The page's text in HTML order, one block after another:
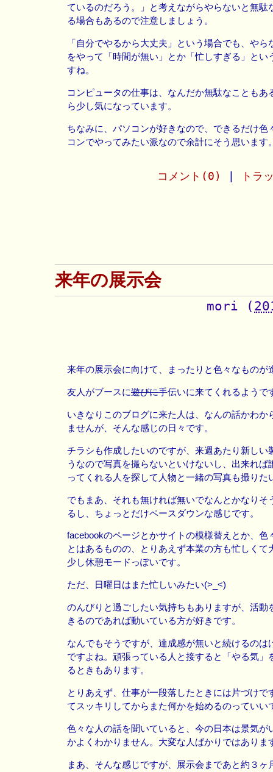
ているのだろう。」と考えながらやらないと無駄
る場合もあるので注意しましょう。
「自分でやるから大丈夫」という場合でも、やら
をやって「時間が無い」とか「忙しすぎる」とい
すね。
コンピュータの仕事は、なんだか無駄なこともあ
ら少し気になっています。
ちなみに、パソコンが好きなので、できるだけ色
コンでやってみたい派なので余計にそう思います
コメント(0) トラ
来年の展示会
mori (
来年の展示会に向けて、まったりと色々なものが
友人がブースに遊びに手伝いに来てくれるようで
いきなりこのブログに来た人は、なんの話かわか
ませんが、そんな感じの日々です。
チラシも作成したいのですが、来週あたり新しい
うなので写真を撮らないといけないし、出来れば
ってくれる人を探して人物と一緒の写真も撮りた
でもまあ、それも無ければ無いでなんとかなりそ
るし、ちょっとだけペースダウンな感じです。
facebookのページとかサイトの模様替えとか、色
とはあるものの、とりあえず本業の方も忙しくて
少し休憩モードっぽいです。
ただ、日曜日はまた忙しいみたい(>_<)
のんびりと過ごしたい気持ちもありますが、活動
きるのであれば動いている方が好きです。
なんでもそうですが、達成感が無いと続けるのは
ですよね。頑張っている人と接すると「やる気」
るときもあります。
とりあえず、仕事が一段落したときには片づけで
てスッキリしてからまた何かを始めるのっていい
色々な人の話を聞いていると、今の日本は景気が
かよくわかりません。大変な人ばかりではありま
まあ、そんな感じですが、展示会まであと約３ヶ